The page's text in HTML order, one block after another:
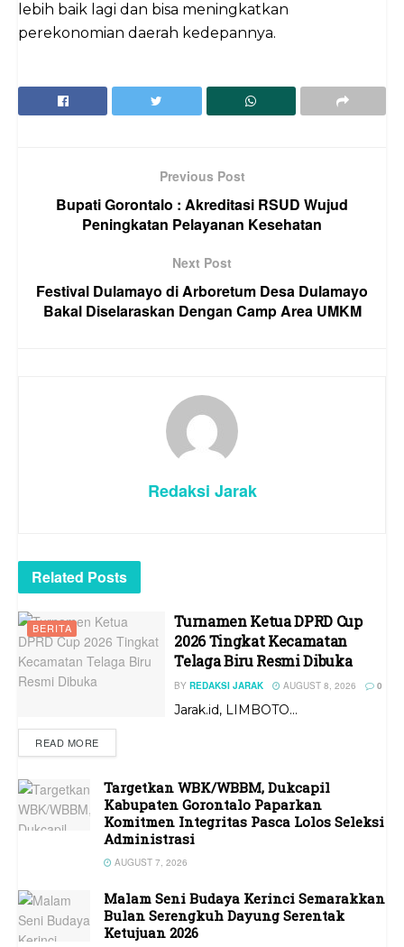
lebih baik lagi dan bisa meningkatkan
perekonomian daerah kedepannya.
Previous Post
Bupati Gorontalo : Akreditasi RSUD Wujud
Peningkatan Pelayanan Kesehatan
Next Post
Festival Dulamayo di Arboretum Desa Dulamayo
Bakal Diselaraskan Dengan Camp Area UMKM
Redaksi Jarak
Related Posts
BERITA
Turnamen Ketua DPRD Cup
2026 Tingkat Kecamatan
Telaga Biru Resmi Dibuka
BY REDAKSI JARAK AUGUST 8, 2026 0
Jarak.id, LIMBOTO...
READ MORE
Targetkan WBK/WBBM, Dukcapil
Kabupaten Gorontalo Paparkan
Komitmen Integritas Pasca Lolos Seleksi
Administrasi
AUGUST 7, 2026
Malam Seni Budaya Kerinci Semarakkan
Bulan Serengkuh Dayung Serentak
Ketujuan 2026